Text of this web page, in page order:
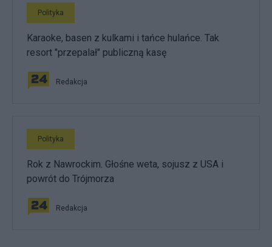
Polityka
Karaoke, basen z kulkami i tańce hulańce. Tak
resort "przepalał" publiczną kasę
Redakcja
Polityka
Rok z Nawrockim. Głośne weta, sojusz z USA i
powrót do Trójmorza
Redakcja